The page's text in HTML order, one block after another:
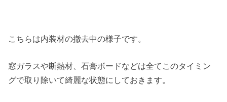
こちらは内装材の撤去中の様子です。
窓ガラスや断熱材、石膏ボードなどは全てこのタイミン
グで取り除いて綺麗な状態にしておきます。